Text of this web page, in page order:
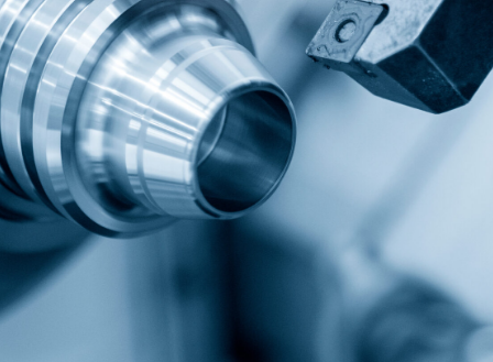
JOBS
KONTAKT